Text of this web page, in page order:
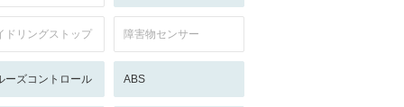
ドリングストップ 障害物センサー
ーズコントロール ABS